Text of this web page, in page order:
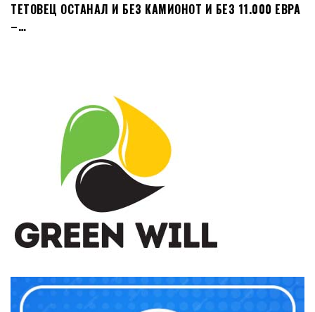
ТЕТОВЕЦ ОСТАНАЛ И БЕЗ КАМИОНОТ И БЕЗ 11.000 ЕВРА
–…